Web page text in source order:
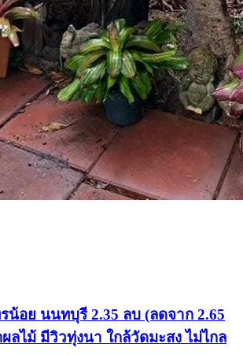
น้อย นนทบุรี 2.35 ลบ (ลดจาก 2.65
ลไม้ มีวิวทุ่งนา ใกล้วัดมะสง ไม่ไกล